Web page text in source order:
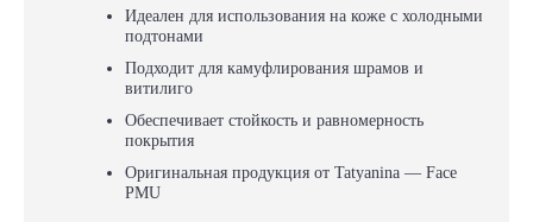
Идеален для использования на коже с холодными
подтонами
Подходит для камуфлирования шрамов и
витилиго
Обеспечивает стойкость и равномерность
покрытия
Оригинальная продукция от Tatyanina — Face
PMU